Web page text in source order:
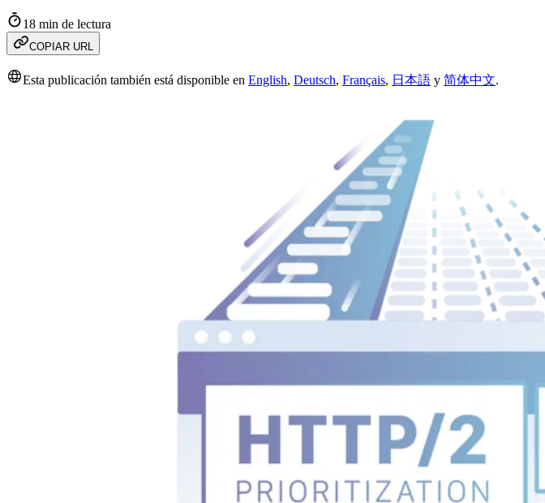
18 min de lectura
COPIAR URL
Esta publicación también está disponible en English, Deutsch, Français, 日本語 y 简体中文.